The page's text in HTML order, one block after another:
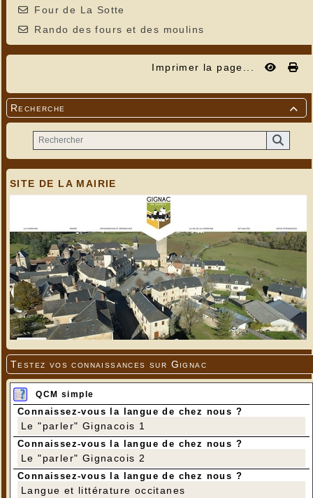
Four de La Sotte
Rando des fours et des moulins
Imprimer la page...

Recherche
SITE DE LA MAIRIE
Testez vos connaissances sur Gignac
QCM simple
Connaissez-vous la langue de chez nous ?
Le "parler" Gignacois 1
Connaissez-vous la langue de chez nous ?
Le "parler" Gignacois 2
Connaissez-vous la langue de chez nous ?
Langue et littérature occitanes